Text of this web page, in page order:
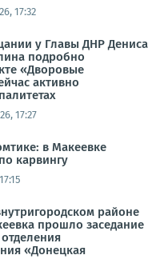
17:32
у Главы ДНР Дениса
подробно
«Дворовые
активно
17:27
в Макеевке
карвингу
районе
прошло заседание
«Донецкая